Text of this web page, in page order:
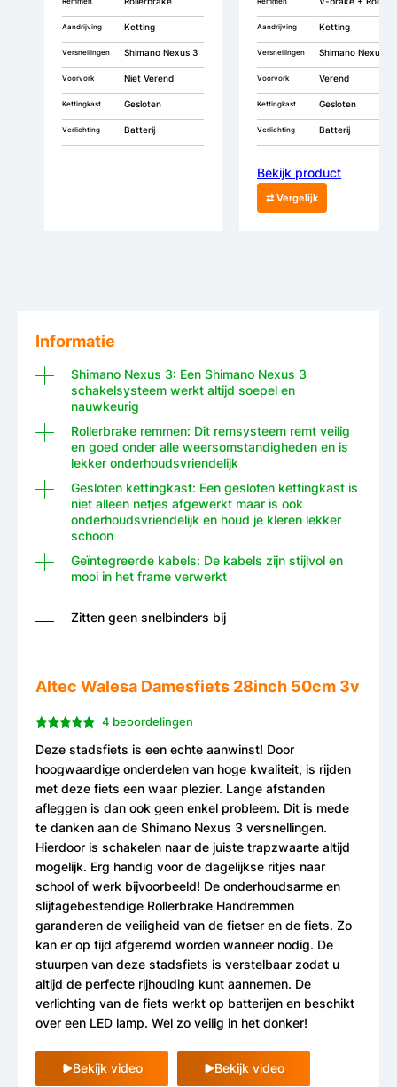
Aandrijving Ketting
Versnellingen Shimano Nexus 3
Voorvork Niet Verend
Kettingkast Gesloten
Verlichting Batterij
Aandrijving Ketting
Versnellingen Shimano Nexus 3
Voorvork Verend
Kettingkast Gesloten
Verlichting Batterij
Bekijk product
⇄ Vergelijk
Informatie
Shimano Nexus 3: Een Shimano Nexus 3
schakelsysteem werkt altijd soepel en
nauwkeurig
Rollerbrake remmen: Dit remsysteem remt veilig
en goed onder alle weersomstandigheden en is
lekker onderhoudsvriendelijk
Gesloten kettingkast: Een gesloten kettingkast is
niet alleen netjes afgewerkt maar is ook
onderhoudsvriendelijk en houd je kleren lekker
schoon
Geïntegreerde kabels: De kabels zijn stijlvol en
mooi in het frame verwerkt
Zitten geen snelbinders bij
Altec Walesa Damesfiets 28inch 50cm 3v
4 beoordelingen
Deze stadsfiets is een echte aanwinst! Door
hoogwaardige onderdelen van hoge kwaliteit, is rijden
met deze fiets een waar plezier. Lange afstanden
afleggen is dan ook geen enkel probleem. Dit is mede
te danken aan de Shimano Nexus 3 versnellingen.
Hierdoor is schakelen naar de juiste trapzwaarte altijd
mogelijk. Erg handig voor de dagelijkse ritjes naar
school of werk bijvoorbeeld! De onderhoudsarme en
slijtagebestendige Rollerbrake Handremmen
garanderen de veiligheid van de fietser en de fiets. Zo
kan er op tijd afgeremd worden wanneer nodig. De
stuurpen van deze stadsfiets is verstelbaar zodat u
altijd de perfecte rijhouding kunt aannemen. De
verlichting van de fiets werkt op batterijen en beschikt
over een LED lamp. Wel zo veilig in het donker!
Bekijk video Bekijk video